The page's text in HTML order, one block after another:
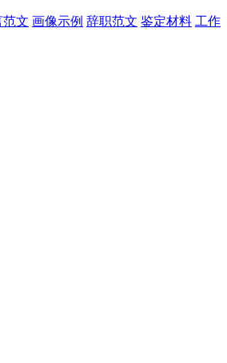
范文 画像示例 辞职范文 鉴定材料 工作